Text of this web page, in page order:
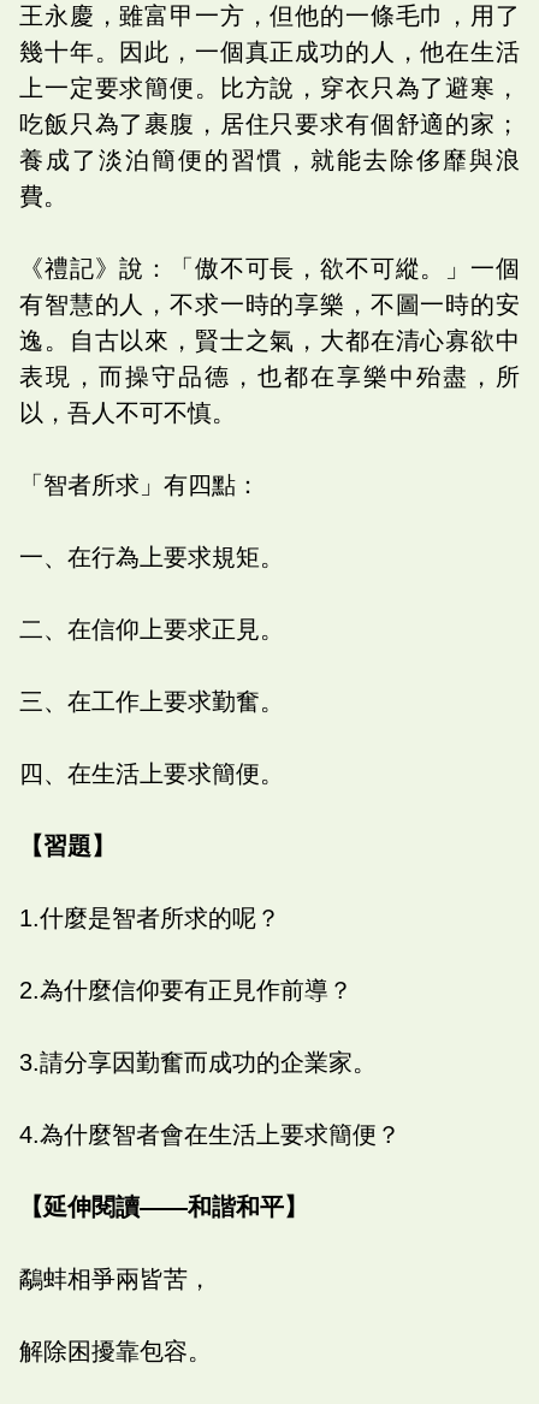
王永慶，雖富甲一方，但他的一條毛巾，用了
幾十年。因此，一個真正成功的人，他在生活
上一定要求簡便。比方說，穿衣只為了避寒，
吃飯只為了裹腹，居住只要求有個舒適的家；
養成了淡泊簡便的習慣，就能去除侈靡與浪
費。
《禮記》說：「傲不可長，欲不可縱。」一個
有智慧的人，不求一時的享樂，不圖一時的安
逸。自古以來，賢士之氣，大都在清心寡欲中
表現，而操守品德，也都在享樂中殆盡，所
以，吾人不可不慎。
「智者所求」有四點：
一、在行為上要求規矩。
二、在信仰上要求正見。
三、在工作上要求勤奮。
四、在生活上要求簡便。
【習題】
1.什麼是智者所求的呢？
2.為什麼信仰要有正見作前導？
3.請分享因勤奮而成功的企業家。
4.為什麼智者會在生活上要求簡便？
【延伸閱讀——和諧和平】
鷸蚌相爭兩皆苦，
解除困擾靠包容。